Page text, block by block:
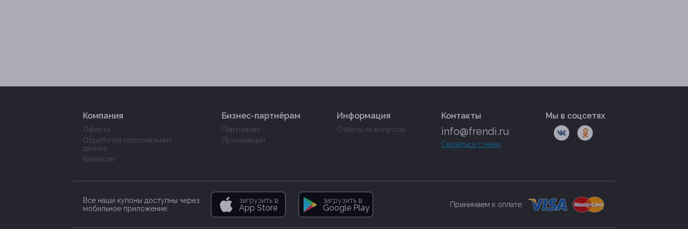
Компания
Оферта
Обработка персональных
данных
Вакансии
Бизнес-партнёрам
Партнёрам
Промоакции
Информация
Ответы на вопросы
Контакты
info@frendi.ru
Связаться с нами
Мы в соцсетях
Все наши купоны доступны через
мобильное приложение:
загрузить в
App Store
загрузить в
Google Play Принимаем к оплате: